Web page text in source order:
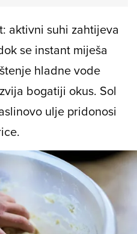
aktivni suhi zahtijeva
se instant miješa
hladne vode
bogatiji okus. Sol
ulje pridonosi